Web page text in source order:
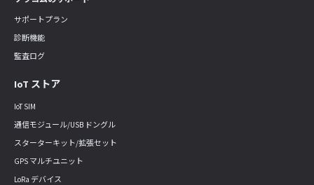
サポートプラン
診断機能
監査ログ
IoT ストア
IoT SIM
通信モジュール/USB ドングル
スターターキット/拡張セット
GPS マルチユニット
LoRa デバイス